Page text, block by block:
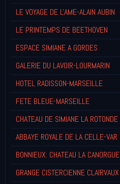
LE VOYAGE DE L'AME-ALAIN AUBIN
LE PRINTEMPS DE BEETHOVEN
ESPACE SIMIANE A GORDES
GALERIE DU LAVOIR-LOURMARIN
HOTEL RADISSON-MARSEILLE
FETE BLEUE-MARSEILLE
CHATEAU DE SIMIANE LA ROTONDE
ABBAYE ROYALE DE LA CELLE-VAR
BONNIEUX: CHATEAU LA CANORGUE
GRANGE CISTERCIENNE CLAIRVAUX